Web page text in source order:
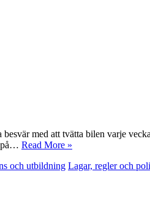
med att tvätta bilen varje
på… Read More »
och utbildning Lagar, regler och